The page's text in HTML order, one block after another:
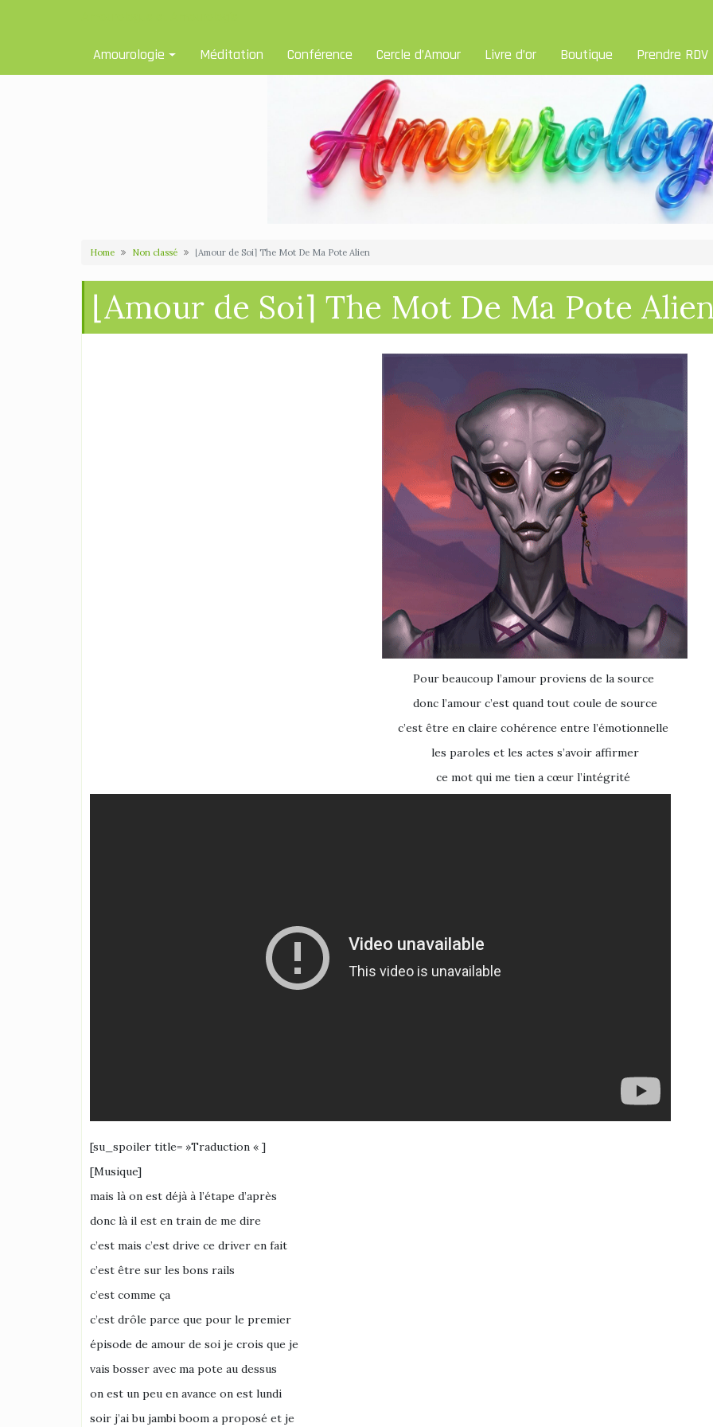
Amourologie Méditation Conférence Cercle d’Amour Livre d’or Boutique Prendre RDV
Home Non classé ⌊Amour de Soi⌉ The Mot De Ma Pote Alien
⌊Amour de Soi⌉ The Mot De Ma Pote
Pour beaucoup l’amour proviens de la source
donc l’amour c’est quand tout coule de source
c’est être en claire cohérence entre l’émotionnelle
les paroles et les actes s’avoir affirmer
ce mot qui me tien a cœur l’intégrité
[su_spoiler title= »Traduction « ]
[Musique]
mais là on est déjà à l’étape d’après
donc là il est en train de me dire
c’est mais c’est drive ce driver en fait
c’est être sur les bons rails
c’est comme ça
c’est drôle parce que pour le premier
épisode de amour de soi je crois que je
vais bosser avec ma pote au dessus
on est un peu en avance on est lundi
soir j’ai bu jambi boom a proposé et je